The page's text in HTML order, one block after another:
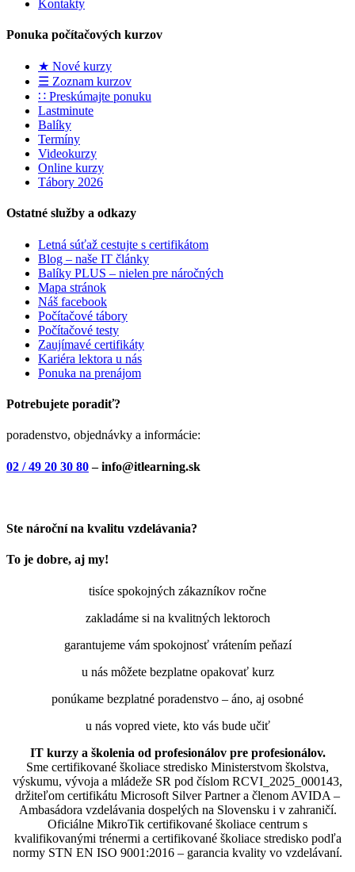
Kontakty
Ponuka počítačových kurzov
★ Nové kurzy
☰ Zoznam kurzov
∷ Preskúmajte ponuku
Lastminute
Balíky
Termíny
Videokurzy
Online kurzy
Tábory 2026
Ostatné služby a odkazy
Letná súťaž cestujte s certifikátom
Blog – naše IT články
Balíky PLUS – nielen pre náročných
Mapa stránok
Náš facebook
Počítačové tábory
Počítačové testy
Zaujímavé certifikáty
Kariéra lektora u nás
Ponuka na prenájom
Potrebujete poradiť?
poradenstvo, objednávky a informácie:
02 / 49 20 30 80– info@itlearning.sk
Ste nároční na kvalitu vzdelávania?
To je dobre, aj my!
tisíce spokojných zákazníkov ročne
zakladáme si na kvalitných lektoroch
garantujeme vám spokojnosť vrátením peňazí
u nás môžete bezplatne opakovať kurz
ponúkame bezplatné poradenstvo – áno, aj osobné
u nás vopred viete, kto vás bude učiť
IT kurzy a školenia od profesionálov pre profesionálov.
Sme certifikované školiace stredisko Ministerstvom školstva,
výskumu, vývoja a mládeže SR pod číslom RCVI_2025_000143,
držiteľom certifikátu Microsoft Silver Partner a členom AVIDA –
Ambasádora vzdelávania dospelých na Slovensku i v zahraničí.​​​​​​​​​​​​​​​​
Oficiálne MikroTik certifikované školiace centrum s
kvalifikovanými trénermi ​​​​​​​​​​a certifikované školiace stredisko podľa
normy STN EN ISO 9001:2016 – garancia kvality vo vzdelávaní.